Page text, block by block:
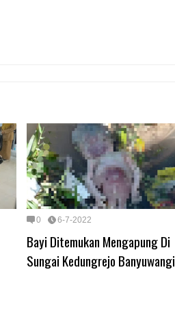
0 6-7-2022
Bayi Ditemukan Mengapung Di
Sungai Kedungrejo Banyuwangi